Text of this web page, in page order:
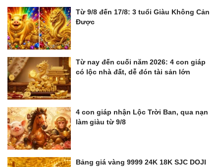
Từ 9/8 đến 17/8: 3 tuổi Giàu Không Cản
Được
Từ nay đến cuối năm 2026: 4 con giáp
có lộc nhà đất, dễ đón tài sản lớn
4 con giáp nhận Lộc Trời Ban, qua nạn
làm giàu từ 9/8
Bảng giá vàng 9999 24K 18K SJC DOJI